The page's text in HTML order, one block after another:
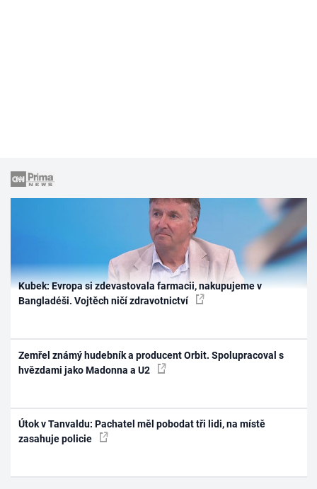
Kubek: Evropa si zdevastovala farmacii, nakupujeme v
Bangladéši. Vojtěch ničí zdravotnictví
Zemřel známý hudebník a producent Orbit. Spolupracoval s
hvězdami jako Madonna a U2
Útok v Tanvaldu: Pachatel měl pobodat tři lidi, na místě
zasahuje policie